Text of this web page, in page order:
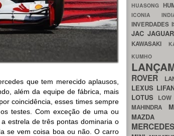
que tem merecido aplausos,
além da equipe de fábrica, mais
coincidência, esses times sempre
testes. Com exceção de uma ou
estrela de três pontas dominaria o
se vem coisa boa ou não. O carro
HUASONG
ICONIA
INVERDADES
JAC JAGUAR
KAWASAKI
ROVER
LEXUS
LOTUS
MAHINDRA